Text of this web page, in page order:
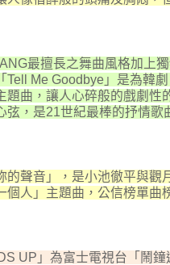
最擅長之舞曲風格加上
Tell Me Goodbye」是為韓
題曲，讓人心碎般的戲劇性
弦，是21世紀最棒的抒情歌
的聲音」，是小池徹平與觀
個人」主題曲，公信榜單曲
UP」為富士電視台「鬧